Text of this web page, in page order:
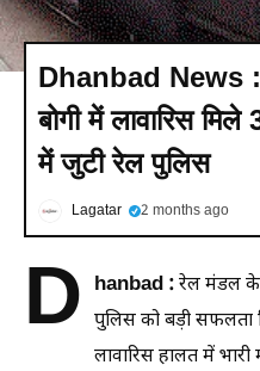
Dhanbad News :
बोगी में लावारिस
में जुटी रेल पुलिस
Lagatar 2 months ago
D hanbad :रेल मंडल के
पुलिस को बड़ी सफलता
लावारिस हालत में भारी